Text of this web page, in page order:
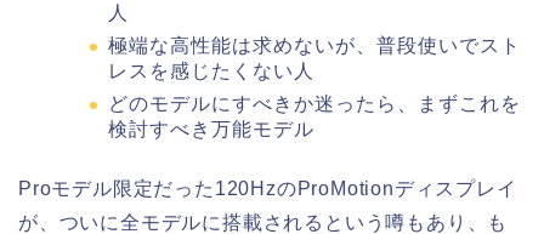
人
極端な高性能は求めないが、普段使いでスト
レスを感じたくない人
どのモデルにすべきか迷ったら、まずこれを
検討すべき万能モデル
Proモデル限定だった120HzのProMotionディスプレイ
が、ついに全モデルに搭載されるという噂もあり、も